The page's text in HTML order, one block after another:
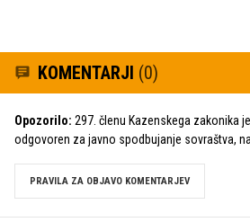
KOMENTARJI (0)
Opozorilo: 297. členu Kazenskega zakonika
odgovoren za javno spodbujanje sovraštva,
PRAVILA ZA OBJAVO KOMENTARJEV